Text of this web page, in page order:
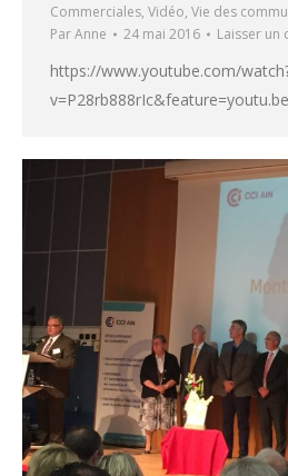
Commerciales, Vidéo, Vie des
ParAnne 24 mai 2016 Laisser un
https://www.youtube.com/
v=P28rb888rIc&feature=youtu.be